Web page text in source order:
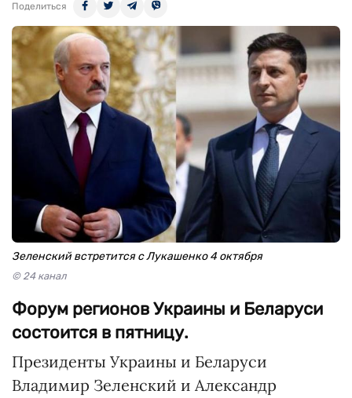
Поделиться
Зеленский встретится с Лукашенко 4 октября
© 24 канал
Форум регионов Украины и Беларуси
состоится в пятницу.
Президенты Украины и Беларуси
Владимир Зеленский и Александр